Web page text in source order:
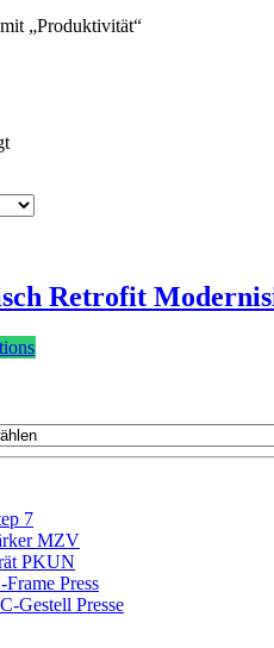
„Produktivität“
Retrofit
7
MZV
PKUN
Press
Gestell Presse